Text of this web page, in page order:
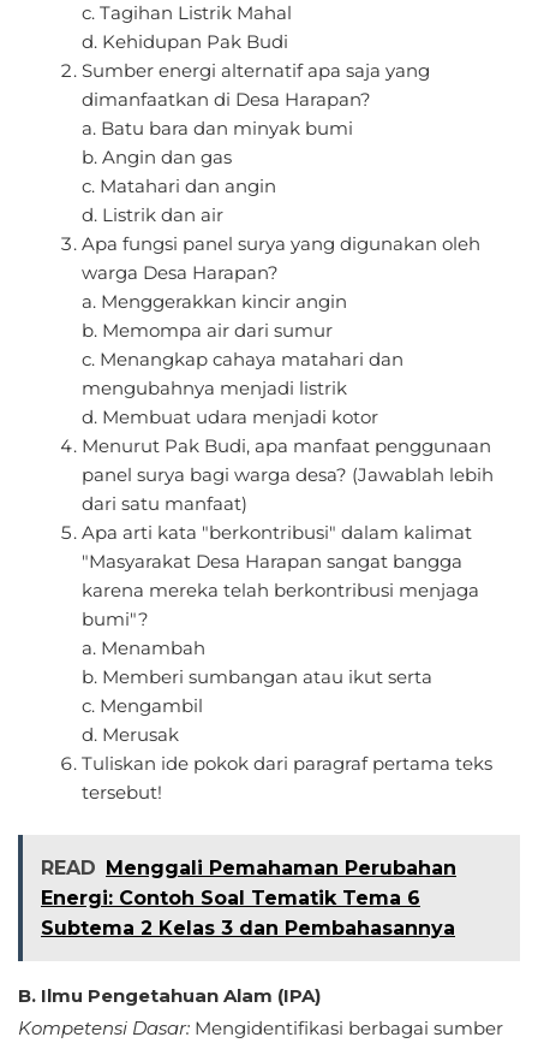
c. Tagihan Listrik Mahal
d. Kehidupan Pak Budi
Sumber energi alternatif apa saja yang
dimanfaatkan di Desa Harapan?
a. Batu bara dan minyak bumi
b. Angin dan gas
c. Matahari dan angin
d. Listrik dan air
Apa fungsi panel surya yang digunakan oleh
warga Desa Harapan?
a. Menggerakkan kincir angin
b. Memompa air dari sumur
c. Menangkap cahaya matahari dan
mengubahnya menjadi listrik
d. Membuat udara menjadi kotor
Menurut Pak Budi, apa manfaat penggunaan
panel surya bagi warga desa? (Jawablah lebih
dari satu manfaat)
Apa arti kata "berkontribusi" dalam kalimat
"Masyarakat Desa Harapan sangat bangga
karena mereka telah berkontribusi menjaga
bumi"?
a. Menambah
b. Memberi sumbangan atau ikut serta
c. Mengambil
d. Merusak
Tuliskan ide pokok dari paragraf pertama teks
tersebut!
READ Menggali Pemahaman Perubahan
Energi: Contoh Soal Tematik Tema 6
Subtema 2 Kelas 3 dan Pembahasannya
B. Ilmu Pengetahuan Alam (IPA)
Kompetensi Dasar: Mengidentifikasi berbagai sumber